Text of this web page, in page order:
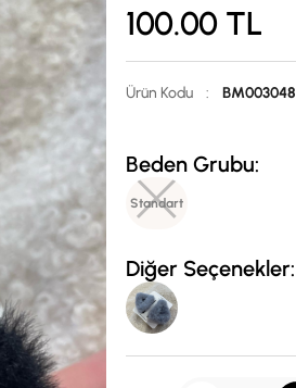
100.00 TL
Ürün Kodu : BM003048
Beden Grubu:
Standart
Diğer Seçenekler: